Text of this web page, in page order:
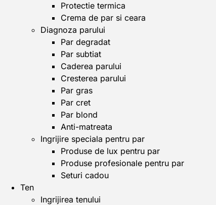
Protectie termica
Crema de par si ceara
Diagnoza parului
Par degradat
Par subtiat
Caderea parului
Cresterea parului
Par gras
Par cret
Par blond
Anti-matreata
Ingrijire speciala pentru par
Produse de lux pentru par
Produse profesionale pentru par
Seturi cadou
Ten
Ingrijirea tenului